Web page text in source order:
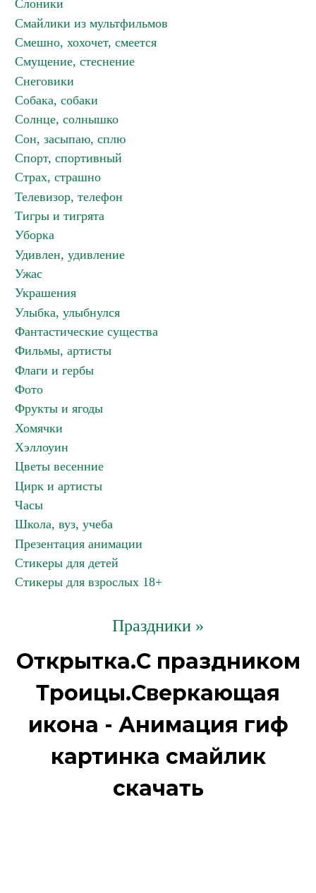
Слоники
Смайлики из мультфильмов
Смешно, хохочет, смеется
Смущение, стеснение
Снеговики
Собака, собаки
Солнце, солнышко
Сон, засыпаю, сплю
Спорт, спортивный
Страх, страшно
Телевизор, телефон
Тигры и тигрята
Уборка
Удивлен, удивление
Ужас
Украшения
Улыбка, улыбнулся
Фантастические существа
Фильмы, артисты
Флаги и гербы
Фото
Фрукты и ягоды
Хомячки
Хэллоуин
Цветы весенние
Цирк и артисты
Часы
Школа, вуз, учеба
Презентация анимации
Стикеры для детей
Стикеры для взрослых 18+
Праздники »
Открытка.С праздником
Троицы.Сверкающая
икона - Анимация гиф
картинка смайлик
скачать